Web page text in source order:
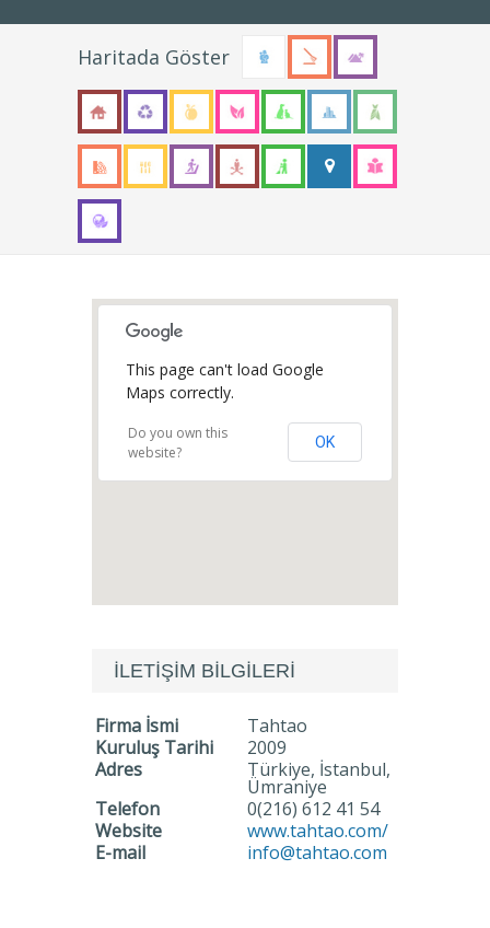
Haritada Göster
This page can't load Google
Maps correctly.
Do you own this
website?
OK
İLETİŞİM BİLGİLERİ
Firma İsmi
Tahtao
Kuruluş Tarihi
2009
Adres
Türkiye, İstanbul,
Ümraniye
Telefon
0(216) 612 41 54
Website
www.tahtao.com/
E-mail
info@tahtao.com